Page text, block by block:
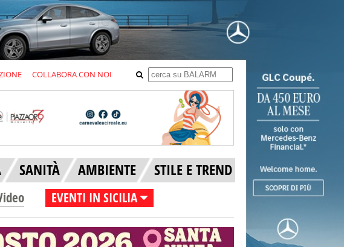
COLLABORA CON NOI
SANITÀ AMBIENTE STILE E TREND
EVENTI IN SICILIA